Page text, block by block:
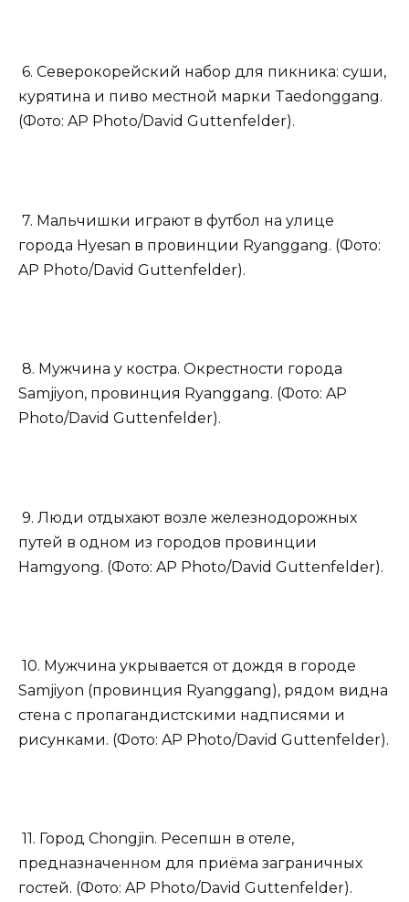
6. Северокорейский набор для пикника: суши,
курятина и пиво местной марки Taedonggang.
(Фото: AP Photo/David Guttenfelder).
7. Мальчишки играют в футбол на улице
города Hyesan в провинции Ryanggang. (Фото:
AP Photo/David Guttenfelder).
8. Мужчина у костра. Окрестности города
Samjiyon, провинция Ryanggang. (Фото: AP
Photo/David Guttenfelder).
9. Люди отдыхают возле железнодорожных
путей в одном из городов провинции
Hamgyong. (Фото: AP Photo/David Guttenfelder).
10. Мужчина укрывается от дождя в городе
Samjiyon (провинция Ryanggang), рядом видна
стена с пропагандистскими надписями и
рисунками. (Фото: AP Photo/David Guttenfelder).
11. Город Chongjin. Ресепшн в отеле,
предназначенном для приёма заграничных
гостей. (Фото: AP Photo/David Guttenfelder).